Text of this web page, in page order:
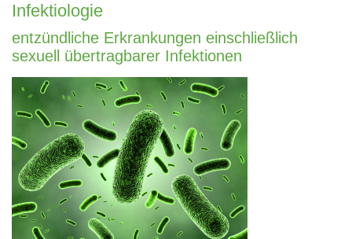
Infektiologie
entzündliche Erkrankungen einschließlich
sexuell übertragbarer Infektionen